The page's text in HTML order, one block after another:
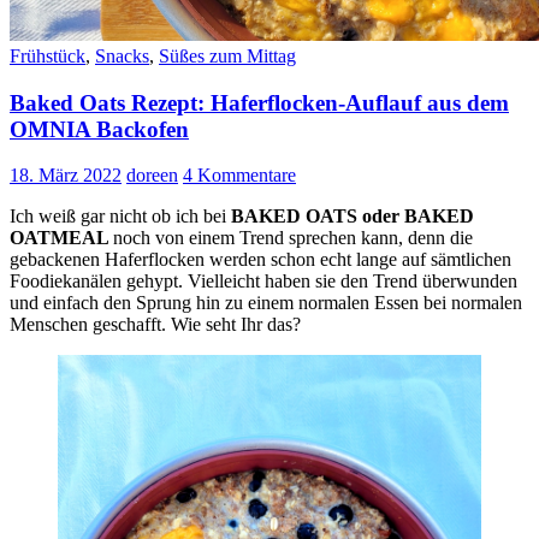
Frühstück, Snacks, Süßes zum Mittag
Baked Oats Rezept: Haferflocken-Auflauf aus dem
OMNIA Backofen
18. März 2022 doreen 4 Kommentare
Ich weiß gar nicht ob ich bei BAKED OATS oder BAKED
OATMEAL noch von einem Trend sprechen kann, denn die
gebackenen Haferflocken werden schon echt lange auf sämtlichen
Foodiekanälen gehypt. Vielleicht haben sie den Trend überwunden
und einfach den Sprung hin zu einem normalen Essen bei normalen
Menschen geschafft. Wie seht Ihr das?